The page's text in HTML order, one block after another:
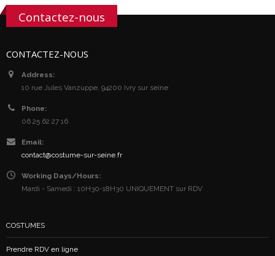
Contactez-nous
CONTACTEZ-NOUS
Address:
10 rue Jules Vanzuppe, 94200 Ivry sur seine
Phone:
06 25 62 27 16
Email:
contact@costume-sur-seine.fr
Working Days/Hours:
Mardi - Samedi : 10H30-18H30 UNIQUEMENT sur RDV
COSTUMES
Prendre RDV en ligne